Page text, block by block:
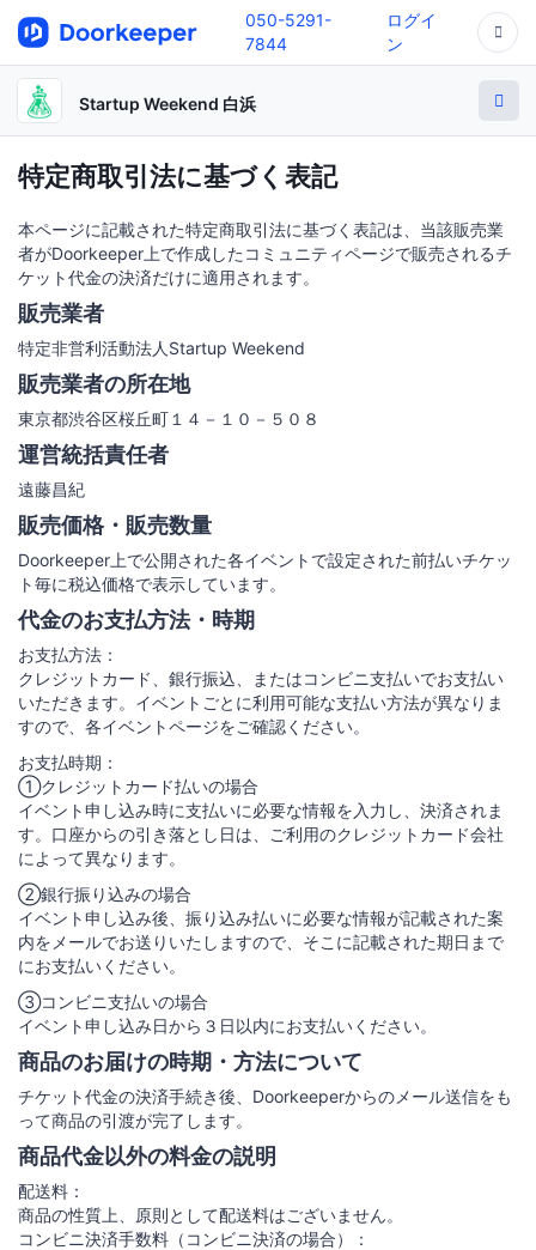
050-5291-
7844
ログイ
ン
Startup Weekend 白浜
特定商取引法に基づく表記
本ページに記載された特定商取引法に基づく表記は、当該販売業
者がDoorkeeper上で作成したコミュニティページで販売されるチ
ケット代金の決済だけに適用されます。
販売業者
特定非営利活動法人Startup Weekend
販売業者の所在地
東京都渋谷区桜丘町１４－１０－５０８
運営統括責任者
遠藤昌紀
販売価格・販売数量
Doorkeeper上で公開された各イベントで設定された前払いチケッ
ト毎に税込価格で表示しています。
代金のお支払方法・時期
お支払方法：
クレジットカード、銀行振込、またはコンビニ支払いでお支払い
いただきます。イベントごとに利用可能な支払い方法が異なりま
すので、各イベントページをご確認ください。
お支払時期：
①クレジットカード払いの場合
イベント申し込み時に支払いに必要な情報を入力し、決済されま
す。口座からの引き落とし日は、ご利用のクレジットカード会社
によって異なります。
②銀行振り込みの場合
イベント申し込み後、振り込み払いに必要な情報が記載された案
内をメールでお送りいたしますので、そこに記載された期日まで
にお支払いください。
③コンビニ支払いの場合
イベント申し込み日から３日以内にお支払いください。
商品のお届けの時期・方法について
チケット代金の決済手続き後、Doorkeeperからのメール送信をも
って商品の引渡が完了します。
商品代金以外の料金の説明
配送料：
商品の性質上、原則として配送料はございません。
コンビニ決済手数料（コンビニ決済の場合）：